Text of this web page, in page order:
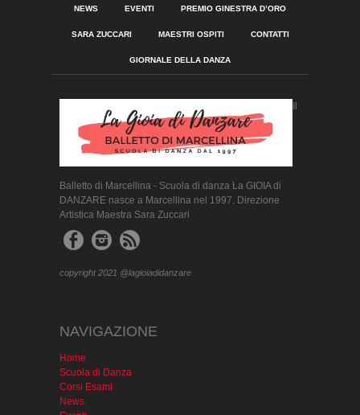
NEWS EVENTI PREMIO GINESTRA D’ORO
SARA ZUCCARI MAESTRI OSPITI CONTATTI
GIORNALE DELLA DANZA
Il
Balletto di Marcellina - Scuola di danza La GIOIA di
DANZARE nasce a Marcellina nel 1997. Direzione
Artistica Maestra Sara Zuccari
copyright 2021 @lagioiadidanzare
NAVIGAZIONE
Home
Scuola di Danza
Corsi Esami
News